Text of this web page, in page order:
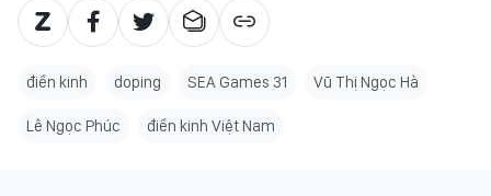
điền kinh doping SEA Games 31 Vũ Thị Ngọc Hà
Lê Ngọc Phúc điền kinh Việt Nam